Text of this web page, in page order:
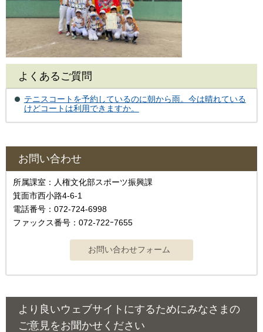
よくあるご質問
テニスコートを予約しているのに朝から雨。今は晴れている
けどコートは利用できますか。
お問い合わせ
所属課室：人権文化部スポーツ振興課
箕面市西小路4-6-1
電話番号：072-724-6998
ファックス番号：072-722ｰ7655
より良いウェブサイトにするためにみなさまの
ご意見をお聞かせください